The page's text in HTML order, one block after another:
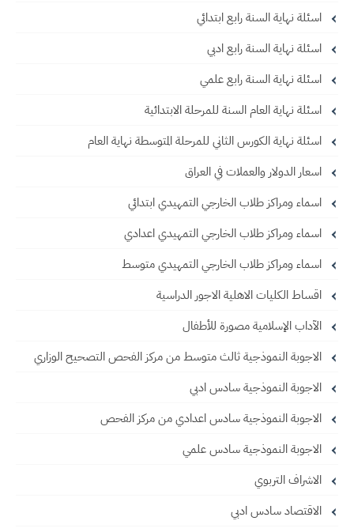
اسئلة نهاية السنة رابع ابتدائي
اسئلة نهاية السنة رابع ادبي
اسئلة نهاية السنة رابع علمي
اسئلة نهاية العام السنة للمرحلة الابتدائية
اسئلة نهاية الكورس الثاني للمرحلة المتوسطة نهاية العام
اسعار الدولار والعملات في العراق
اسماء ومراكز طلاب الخارجي التمهيدي ابتدائي
اسماء ومراكز طلاب الخارجي التمهيدي اعدادي
اسماء ومراكز طلاب الخارجي التمهيدي متوسط
اقساط الكليات الاهلية الاجور الدراسية
الآداب الإسلامية مصورة للأطفال
الاجوبة النموذجية ثالث متوسط من مركز الفحص التصحيح الوزاري
الاجوبة النموذجية سادس ادبي
الاجوبة النموذجية سادس اعدادي من مركز الفحص
الاجوبة النموذجية سادس علمي
الاشراف التربوي
الاقتصاد سادس ادبي